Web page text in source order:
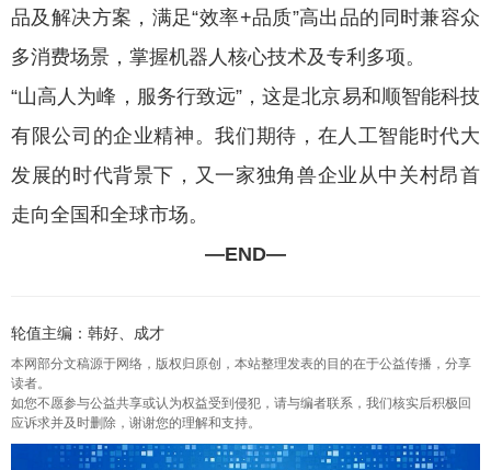
品及解决方案，满足“效率+品质”高出品的同时兼容众
多消费场景，掌握机器人核心技术及专利多项。
“山高人为峰，服务行致远”，这是北京易和顺智能科技
有限公司的企业精神。我们期待，在人工智能时代大
发展的时代背景下，又一家独角兽企业从中关村昂首
走向全国和全球市场。
—END—
轮值主编：韩好、成才
本网部分文稿源于网络，版权归原创，本站整理发表的目的在于公益传播，分享
读者。
如您不愿参与公益共享或认为权益受到侵犯，请与编者联系，我们核实后积极回
应诉求并及时删除，谢谢您的理解和支持。